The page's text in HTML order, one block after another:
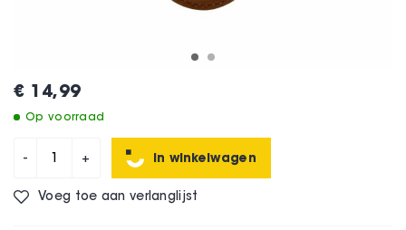
€ 14,99
Op voorraad
- + In winkelwagen
Voeg toe aan verlanglijst